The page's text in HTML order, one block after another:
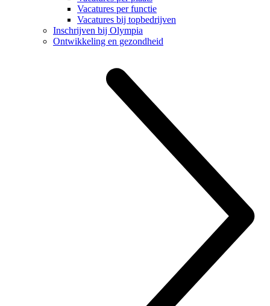
Vacatures per functie
Vacatures bij topbedrijven
Inschrijven bij Olympia
Ontwikkeling en gezondheid